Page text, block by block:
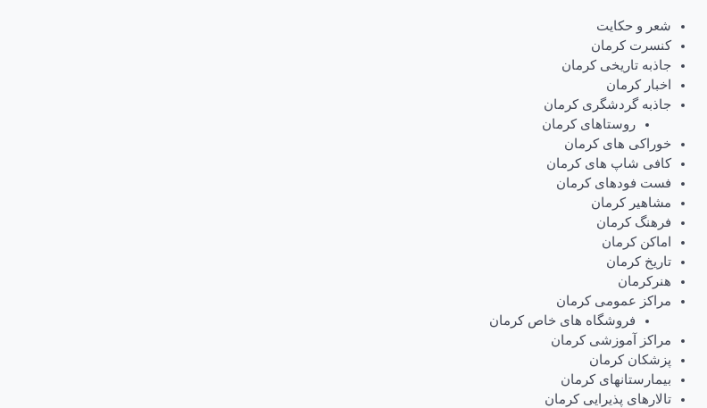
شعر و حکایت
کنسرت کرمان
جاذبه تاریخی کرمان
اخبار کرمان
جاذبه گردشگری کرمان
روستاهای کرمان
خوراکی های کرمان
کافی شاپ های کرمان
فست فودهای کرمان
مشاهیر کرمان
فرهنگ کرمان
اماکن کرمان
تاریخ کرمان
هنرکرمان
مراکز عمومی کرمان
فروشگاه های خاص کرمان
مراکز آموزشی کرمان
پزشکان کرمان
بیمارستانهای کرمان
تالارهای پذیرایی کرمان